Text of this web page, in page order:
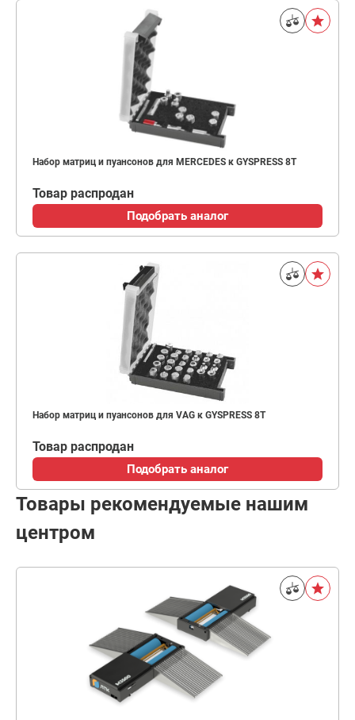
Набор матриц и пуансонов для MERCEDES к GYSPRESS 8T
Товар распродан
Подобрать аналог
Набор матриц и пуансонов для VAG к GYSPRESS 8T
Товар распродан
Подобрать аналог
Товары рекомендуемые нашим
центром